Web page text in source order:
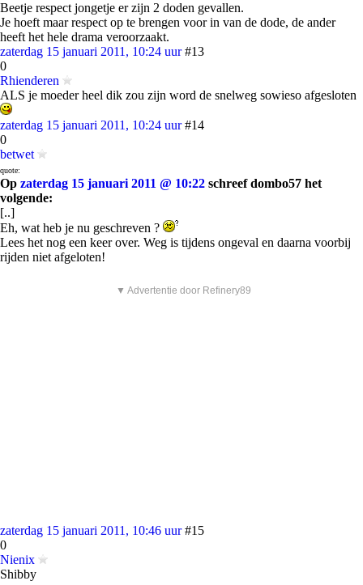
Beetje respect jongetje er zijn 2 doden gevallen.
Je hoeft maar respect op te brengen voor in van de dode, de ander
heeft het hele drama veroorzaakt.
zaterdag 15 januari 2011, 10:24 uur #13
0
Rhienderen
ALS je moeder heel dik zou zijn word de snelweg sowieso afgesloten
zaterdag 15 januari 2011, 10:24 uur #14
0
betwet
quote:
Op zaterdag 15 januari 2011 @ 10:22 schreef dombo57 het
volgende:
[..]
Eh, wat heb je nu geschreven ?
Lees het nog een keer over. Weg is tijdens ongeval en daarna voorbij
rijden niet afgeloten!
▼ Advertentie door Refinery89
zaterdag 15 januari 2011, 10:46 uur #15
0
Nienix
Shibby